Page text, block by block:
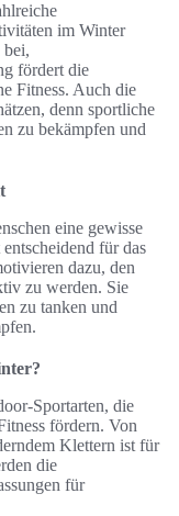
im Winter
bei,
fördert die
Fitness. Auch die
denn sportliche
zu bekämpfen und
eine gewisse
für das
dazu, den
zu werden. Sie
zu tanken und
Sportarten, die
fördern. Von
Klettern ist für
die
für